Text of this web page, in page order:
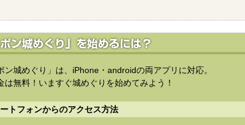
ン城めぐり」は、iPhone・androidの両アプリに対応。
は無料！いますぐ城めぐりを始めてみよう！
トフォンからのアクセス方法